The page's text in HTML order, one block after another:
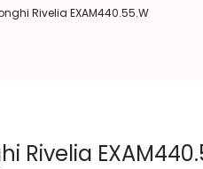
Rivelia EXAM440.55.W
Rivelia